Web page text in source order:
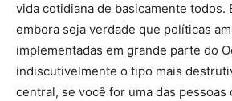
vida cotidiana de basicamente todos.
embora seja verdade que políticas
implementadas em grande parte do
indiscutivelmente o tipo mais
central, se você for uma das pessoas